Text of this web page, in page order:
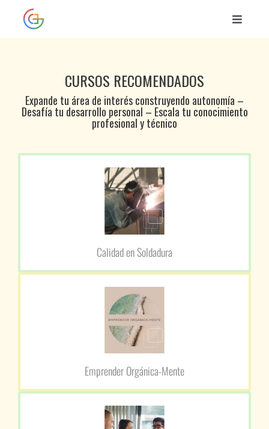
contenido
Toggle
CURSOS
CURSOS RECOMENDADOS
Expande tu área de interés construyendo autonomía –
Desafía tu desarrollo personal – Escala tu conocimiento
profesional y técnico
Calidad en Soldadura
Emprender Orgánica-Mente